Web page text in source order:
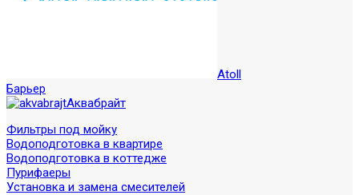
Atoll
Барьер
Аквабрайт
Фильтры под мойку
Водоподготовка в квартире
Водоподготовка в коттедже
Пурифаеры
Установка и замена смесителей